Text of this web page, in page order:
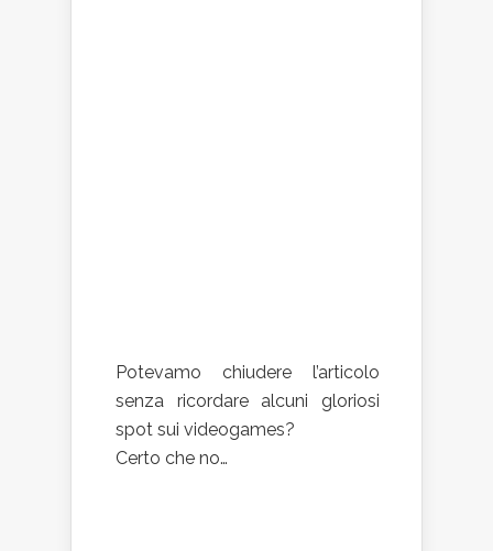
Potevamo chiudere l’articolo
senza ricordare alcuni gloriosi
spot sui videogames?
Certo che no…